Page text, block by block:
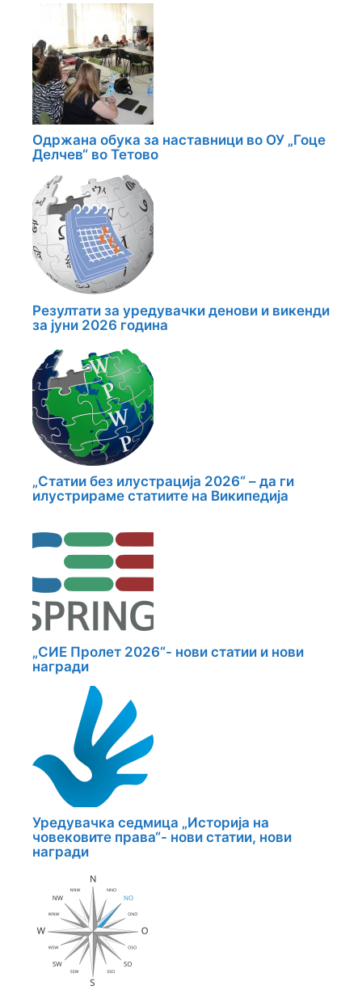
Одржана обука за наставници во ОУ „Гоце
Делчев“ во Тетово
Резултати за уредувачки денови и викенди
за јуни 2026 година
„Статии без илустрација 2026“ – да ги
илустрираме статиите на Википедија
„СИЕ Пролет 2026“- нови статии и нови
награди
Уредувачка седмица „Историја на
човековите права“- нови статии, нови
награди